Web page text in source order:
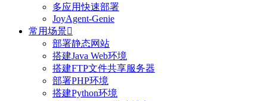
多应用快速部署
JoyAgent-Genie
常用场景
部署静态网站
搭建Java Web环境
搭建FTP文件共享服务器
部署PHP环境
搭建Python环境